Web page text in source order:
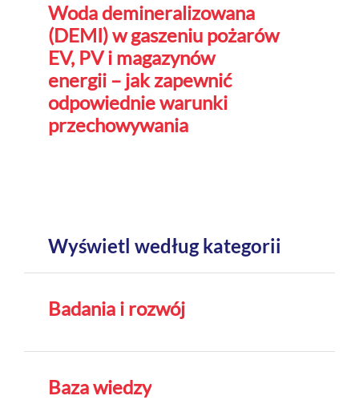
Woda demineralizowana
(DEMI) w gaszeniu pożarów
EV, PV i magazynów
energii – jak zapewnić
odpowiednie warunki
przechowywania
Wyświetl według kategorii
Badania i rozwój
Baza wiedzy